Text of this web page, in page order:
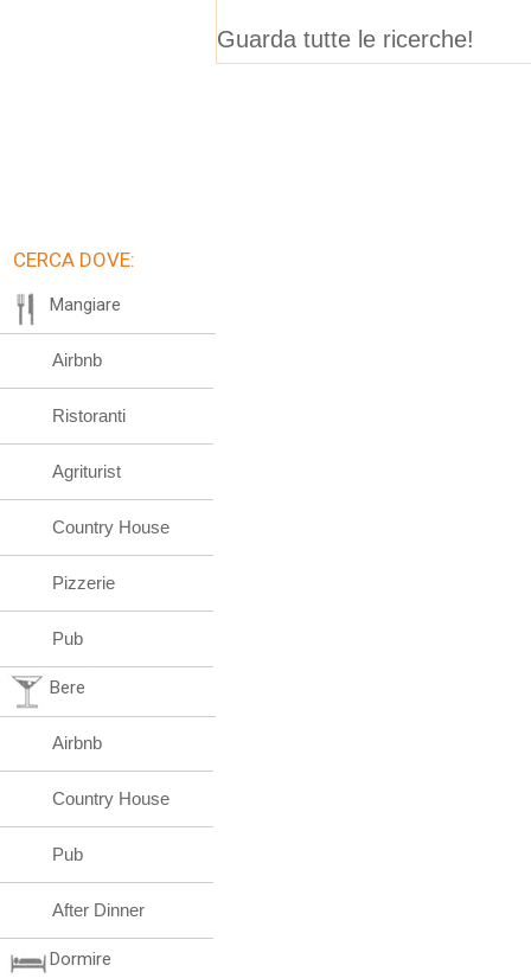
Guarda tutte le ricerche!
CERCA DOVE:
Mangiare
Airbnb
Ristoranti
Agriturist
Country House
Pizzerie
Pub
Bere
Airbnb
Country House
Pub
After Dinner
Dormire